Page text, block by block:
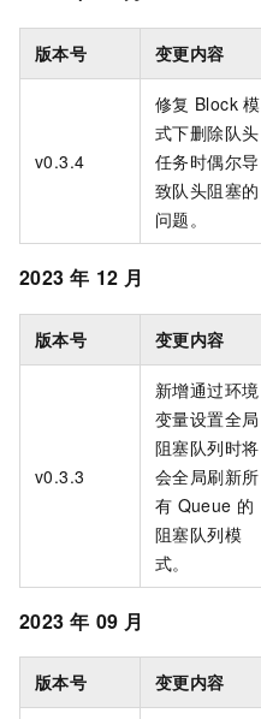
版本号 变更内容
v0.3.4
修复 Block 模
式下删除队头
任务时偶尔导
致队头阻塞的
问题。
2023 年 12 月
版本号 变更内容
v0.3.3
新增通过环境
变量设置全局
阻塞队列时将
会全局刷新所
有 Queue 的
阻塞队列模
式。
2023 年 09 月
版本号 变更内容